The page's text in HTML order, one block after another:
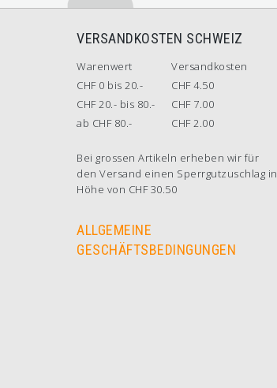
VERSANDKOSTEN SCHWEIZ
Warenwert
Versandkosten
CHF 0 bis 20.-
CHF 4.50
CHF 20.- bis 80.-
CHF 7.00
ab CHF 80.-
CHF 2.00
Bei grossen Artikeln erheben wir für
den Versand einen Sperrgutzuschlag in
Höhe von CHF 30.50
ALLGEMEINE
GESCHÄFTSBEDINGUNGEN